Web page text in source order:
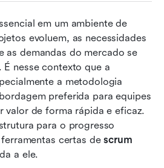
em um ambiente de
evoluem, as necessidades
as demandas do mercado se
a metodologia
preferida para equipes
valor de forma rápida e eficaz.
para o progresso
certas de scrum
a ele.
scrum para equipes
por empresas